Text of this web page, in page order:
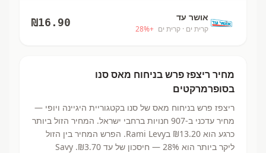
אושר עד
קרית ים · קרית ים +
28%
₪16.90
מחיר ריצפז פרש בניחוח מאס סנו
בסופרמרקטים
ריצפז פרש בניחוח מאס של סנו בקטגוריית היגיינה ויופי —
מחיר עדכני ב-907 חנויות ברחבי ישראל. המחיר הזול ביותר
כרגע הוא ₪13.20
בRami Levy.
הפרש המחיר בין הזול
ליקר ביותר הוא 28% — חיסכון של עד ₪3.70.
Savy